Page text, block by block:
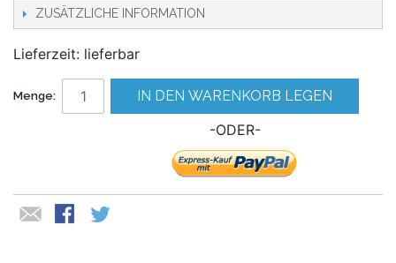
ZUSÄTZLICHE INFORMATION
Lieferzeit: lieferbar
Menge: IN DEN WARENKORB LEGEN
-ODER-